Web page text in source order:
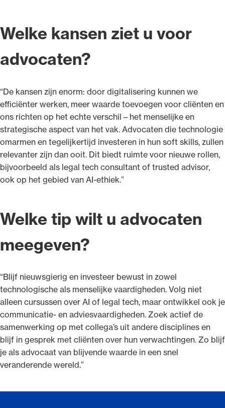
Welke kansen ziet u voor
advocaten?
“De kansen zijn enorm: door digitalisering kunnen we
efficiënter werken, meer waarde toevoegen voor cliënten en
ons richten op het echte verschil – het menselijke en
strategische aspect van het vak. Advocaten die technologie
omarmen en tegelijkertijd investeren in hun soft skills, zullen
relevanter zijn dan ooit. Dit biedt ruimte voor nieuwe rollen,
bijvoorbeeld als legal tech consultant of trusted advisor,
ook op het gebied van AI-ethiek.”
Welke tip wilt u advocaten
meegeven?
“Blijf nieuwsgierig en investeer bewust in zowel
technologische als menselijke vaardigheden. Volg niet
alleen cursussen over AI of legal tech, maar ontwikkel ook je
communicatie- en adviesvaardigheden. Zoek actief de
samenwerking op met collega’s uit andere disciplines en
blijf in gesprek met cliënten over hun verwachtingen. Zo blijf
je als advocaat van blijvende waarde in een snel
veranderende wereld.”